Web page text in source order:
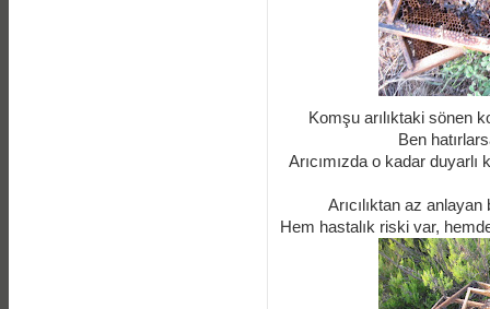
Komşu arılıktaki sönen
Ben
Arıcımızda o kadar duyarlı
Arıcılıktan az
Hem hastalık riski var,